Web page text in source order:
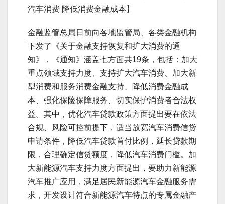
汽车消费 降低消费金融成本】
金融监管总局日前向各地监管局、各类金融机构
下发了《关于金融支持恢复和扩大消费的通
知》，《通知》涵盖七方面共19条，包括：加大
重点领域支持力度、支持扩大汽车消费、加大新
型消费和服务消费金融支持、降低消费金融成
本、强化保险保障服务、切实保护消费者合法权
益。其中，优化汽车贷款政策方面提出要在依法
合规、风险可控前提下，适当放宽汽车消费信贷
申请条件，降低汽车贷款首付比例，延长贷款期
限，合理确定信贷额度，降低汽车消费门槛。加
大新能源汽车支持力度方面提出，要助力新能源
汽车推广应用，满足居民新能源汽车金融服务需
求，开发设计符合新能源汽车特点的专属金融产